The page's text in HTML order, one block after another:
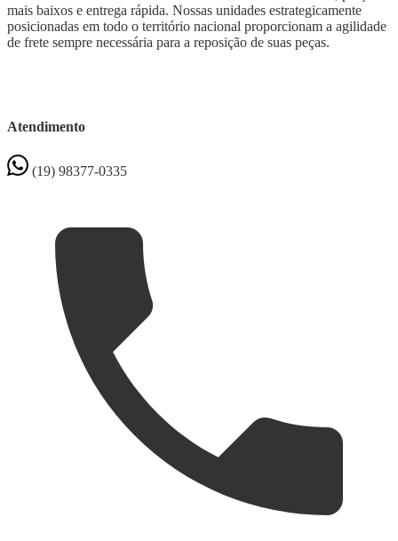
mais baixos e entrega rápida. Nossas unidades estrategicamente
posicionadas em todo o território nacional proporcionam a agilidade
de frete sempre necessária para a reposição de suas peças.
Atendimento
(19) 98377-0335